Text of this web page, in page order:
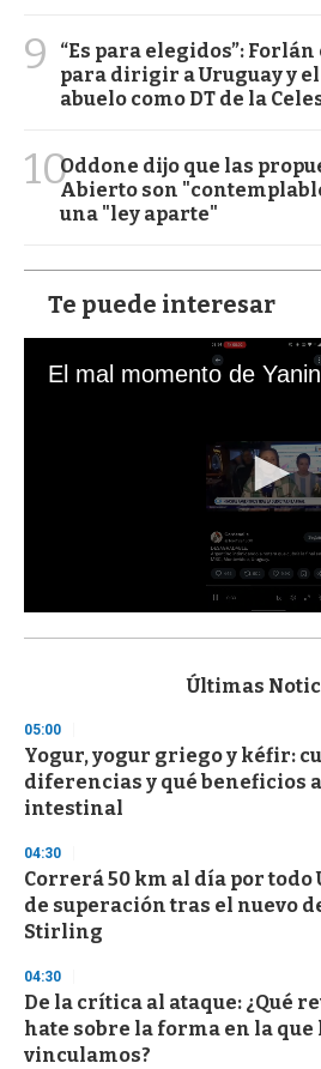
9
“Es para elegidos”:
para dirigir a Uruguay y
abuelo como DT de la
10Oddone dijo que las
Abierto son
una "ley aparte"
Te puede interesar
s
d
s
o
f
3
s
e
c
o
n
Últimas
05:00
Yogur, yogur griego y kéfir:
diferencias y qué beneficios
intestinal
04:30
Correrá 50 km al día por
de superación tras el nuevo
Stirling
04:30
De la crítica al ataque: ¿Qué
hate sobre la forma en la que
vinculamos?